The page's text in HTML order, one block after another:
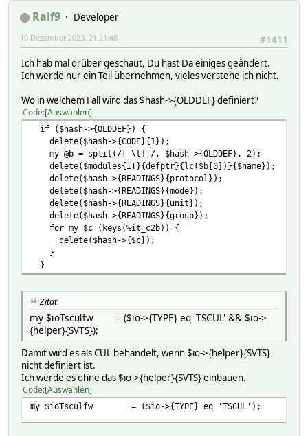
Ralf9
Developer
#1411
10 Dezember 2023, 21:21:48
Ich hab mal drüber geschaut, Du hast Da einiges geändert.
Ich werde nur ein Teil übernehmen, vieles verstehe ich nicht.
Wo in welchem Fall wird das $hash->{OLDDEF} definiert?
Code Auswählen
if ($hash->{OLDDEF}) {
delete($hash->{CODE}{1});
my @b = split(/[ \t]+/, $hash->{OLDDEF}, 2);
delete($modules{IT}{defptr}{lc($b[0])}{$name});
delete($hash->{READINGS}{protocol});
delete($hash->{READINGS}{mode});
delete($hash->{READINGS}{unit});
delete($hash->{READINGS}{group});
for my $c (keys(%it_c2b)) {
delete($hash->{$c});
}
}
Zitat
my $ioTsculfw = ($io->{TYPE} eq 'TSCUL' && $io->
{helper}{SVTS});
Damit wird es als CUL behandelt, wenn $io->{helper}{SVTS}
nicht definiert ist.
Ich werde es ohne das $io->{helper}{SVTS} einbauen.
Code Auswählen
my $ioTsculfw = ($io->{TYPE} eq 'TSCUL');